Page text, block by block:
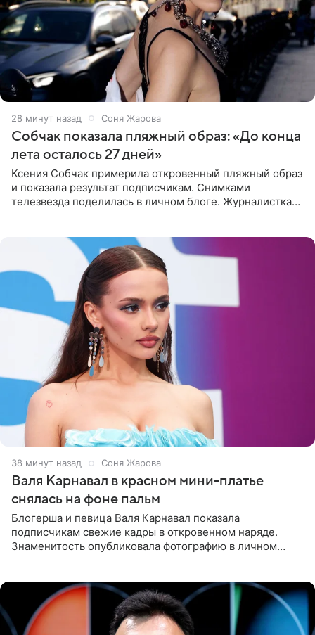
28 минут назад Соня Жарова
Собчак показала пляжный образ: «До конца
лета осталось 27 дней»
Ксения Собчак примерила откровенный пляжный образ
и показала результат подписчикам. Снимками
телезвезда поделилась в личном блоге. Журналистка
38 минут назад Соня Жарова
Валя Карнавал в красном мини-платье
снялась на фоне пальм
Блогерша и певица Валя Карнавал показала
подписчикам свежие кадры в откровенном наряде.
Знаменитость опубликовала фотографию в личном